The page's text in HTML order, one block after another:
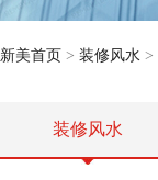
新美首页 > 装修风水 >
装修风水